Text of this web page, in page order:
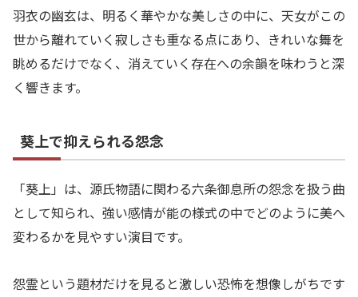
羽衣の幽玄は、明るく華やかな美しさの中に、天女がこの
世から離れていく寂しさも重なる点にあり、きれいな舞を
眺めるだけでなく、消えていく存在への余韻を味わうと深
く響きます。
葵上で抑えられる怨念
「葵上」は、源氏物語に関わる六条御息所の怨念を扱う曲
として知られ、強い感情が能の様式の中でどのように美へ
変わるかを見やすい演目です。
怨霊という題材だけを見ると激しい恐怖を想像しがちです